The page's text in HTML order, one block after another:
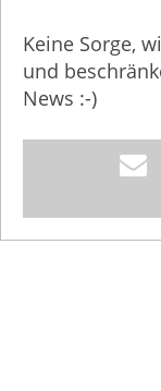
Keine Sorge,
und
News :-)